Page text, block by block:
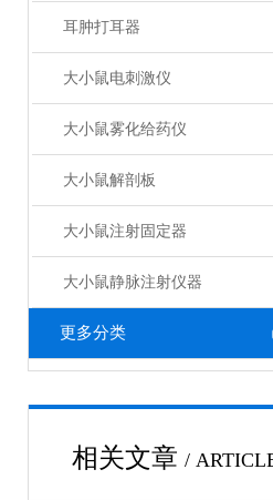
耳肿打耳器
大小鼠电刺激仪
大小鼠雾化给药仪
大小鼠解剖板
大小鼠注射固定器
大小鼠静脉注射仪器
更多分类
相关文章 /